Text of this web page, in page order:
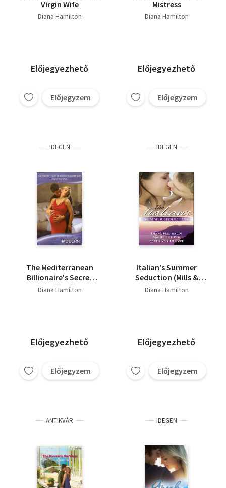
Virgin Wife
Diana Hamilton
Előjegyezhető
Előjegyzem
Mistress
Diana Hamilton
Előjegyezhető
Előjegyzem
IDEGEN
The Mediterranean
Billionaire's Secret
Baby
Diana Hamilton
Előjegyezhető
Előjegyzem
IDEGEN
Italian's Summer
Seduction (Mills &
Boon Special Releases)
Diana Hamilton
Előjegyezhető
Előjegyzem
ANTIKVÁR IDEGEN